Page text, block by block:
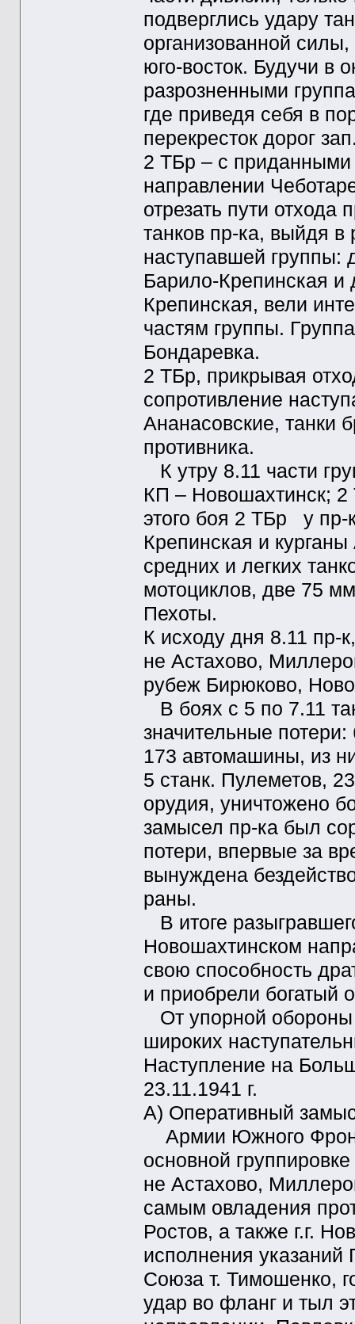
подверглись удару
организованной
юго-восток. Будучи в
разрозненными
где приведя себя в
перекресток дорог
2 ТБр – с приданными
направлении
отрезать пути отхода
танков пр-ка, выйдя
наступавшей группы:
Барило-Крепинская и
Крепинская, вели
частям группы.
Бондаревка.
2 ТБр, прикрывая
сопротивление
Ананасовские, танки
противника.
К утру 8.11 части
КП – Новошахтинск; 2
этого боя 2 ТБр у пр-
Крепинская и
средних и легких
мотоциклов, две 75
Пехоты.
К исходу дня 8.11 пр-
не Астахово,
рубеж Бирюково,
В боях с 5 по 7.11
значительные
173 автомашины, из
5 станк. Пулеметов,
орудия, уничтожено
замысел пр-ка был
потери, впервые за
вынуждена
раны.
В итоге
Новошахтинском
свою способность
и приобрели богатый
От упорной обороны
широких
Наступление на
23.11.1941 г.
А) Оперативный
Армии Южного
основной
не Астахово,
самым овладения
Ростов, а также г.г.
исполнения
Союза т. Тимошенко,
удар во фланг и тыл